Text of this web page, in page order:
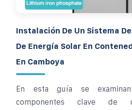
Instalación De Un Sistema
De Energía Solar En
En Camboya
En esta guía se
componentes clave de